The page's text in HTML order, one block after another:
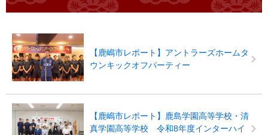
【鹿嶋市レポート】アントラーズホームタ
ウンキックオフパーティー
【鹿嶋市レポート】鹿島学園高等学校・清
真学園高等学校 令和8年度インターハイ